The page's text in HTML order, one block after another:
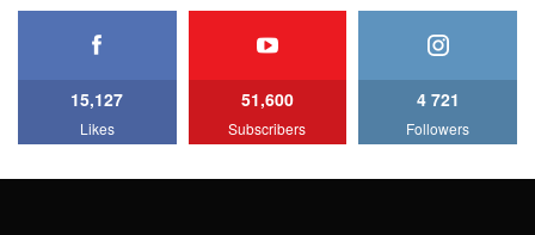
AutoBlog.MD
15,127
Likes
51,600
Subscribers
4 721
Followers